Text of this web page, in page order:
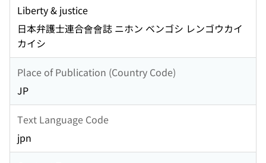
Liberty & justice
日本弁護士連合會會誌 ニホン ベンゴシ レンゴウカイ
カイシ
Place of Publication (Country Code)
JP
Text Language Code
jpn